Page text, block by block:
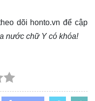
dõi honto.vn để cập
nước chữ Y có khóa!